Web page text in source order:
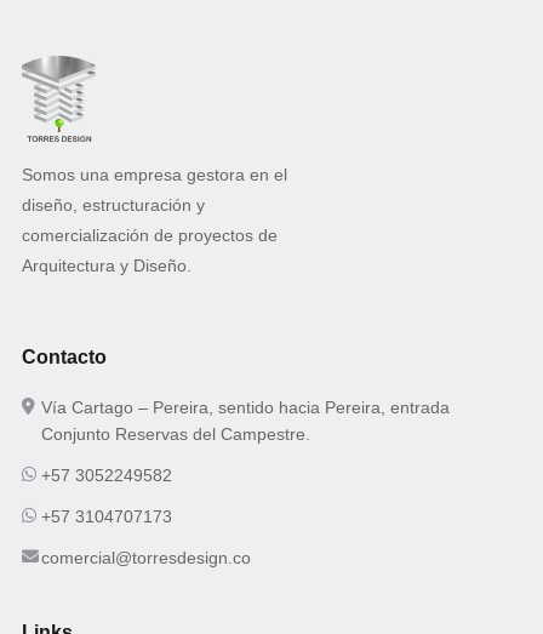
Somos una empresa gestora en el
diseño, estructuración y
comercialización de proyectos de
Arquitectura y Diseño.
Contacto
Vía Cartago – Pereira, sentido hacia Pereira, entrada
Conjunto Reservas del Campestre.
+57 3052249582
+57 3104707173
comercial@torresdesign.co